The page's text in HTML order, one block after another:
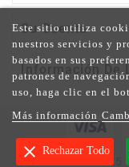
Su Cuenta
Información De
Este sitio utiliza
nuestros servicios y
basados en sus
patrones de
uso, haga clic en el
Más información
clear Rechazar Todo
© 2025